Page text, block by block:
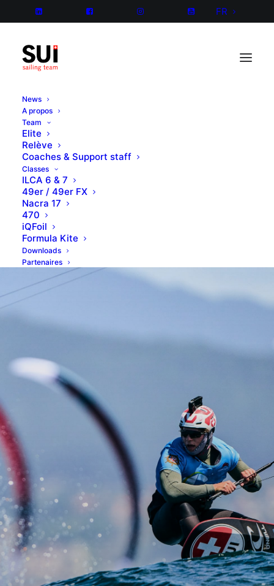
FR
News
A propos
Team
Elite
Relève
Coaches & Support staff
Classes
ILCA 6 & 7
49er / 49er FX
Nacra 17
470
iQFoil
Formula Kite
Downloads
Partenaires